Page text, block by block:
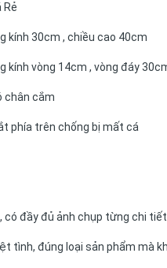
Rẻ
kính 30cm , chiều cao 40cm
kính vòng 14cm , vòng đáy
chân cắm
phía trên chống bị mất cá
có đầy đủ ảnh chụp từng chi tiết
tình, đúng loại sản phẩm mà